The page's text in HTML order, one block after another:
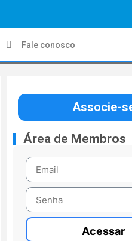
Fale conosco
Associe-
Área de Membros
Acessar